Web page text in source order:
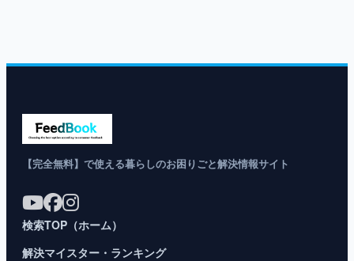
【完全無料】で使える暮らしのお困りごと解決情報サイト
検索TOP（ホーム）
解決マイスター・ランキング